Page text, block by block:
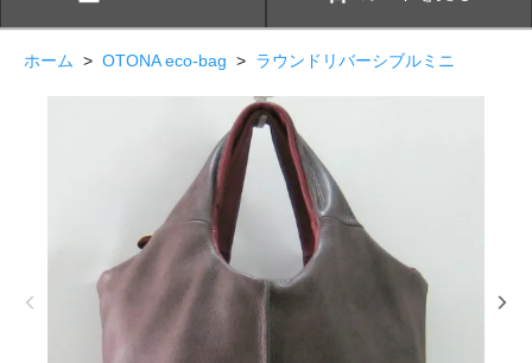
ホーム > OTONA eco-bag > ラウンドリバーシブルミニ